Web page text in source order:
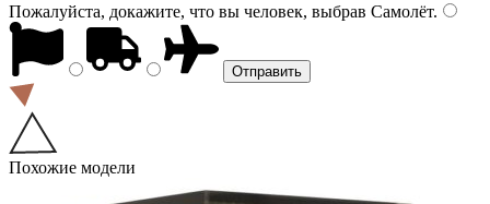
Пожалуйста, докажите, что вы человек, выбрав Самолёт.
Похожие модели